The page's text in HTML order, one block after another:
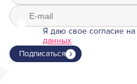
Я даю свое согласие на
данных
Подписаться